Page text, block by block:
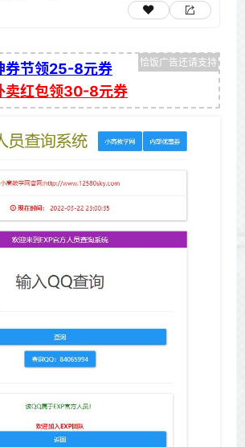
券节领25-8元券
卖红包领30-8元券